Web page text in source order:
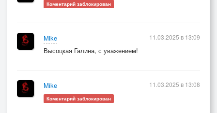
Коментарий заблокирован
Mike
Высоцкая Галина, с уважением!
11.03.2025 в 13:09
Mike
Коментарий заблокирован
11.03.2025 в 13:08